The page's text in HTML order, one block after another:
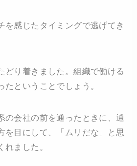
を感じたタイミングで逃げてき
どり着きました。組織で働ける
たということでしょう。
の会社の前を通ったときに、通
を目にして、「ムリだな」と思
れました。